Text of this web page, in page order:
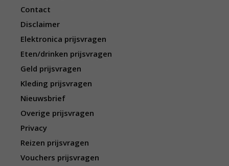
Contact
Disclaimer
Elektronica prijsvragen
Eten/drinken prijsvragen
Geld prijsvragen
Kleding prijsvragen
Nieuwsbrief
Overige prijsvragen
Privacy
Reizen prijsvragen
Vouchers prijsvragen